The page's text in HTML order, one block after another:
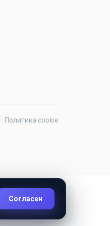
· Политика cookie
Согласен